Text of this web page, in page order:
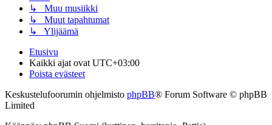
↳ Muu musiikki
↳ Muut tapahtumat
↳ Ylijäämä
Etusivu
Kaikki ajat ovat UTC+03:00
Poista evästeet
Keskustelufoorumin ohjelmisto phpBB® Forum Software © phpBB
Limited